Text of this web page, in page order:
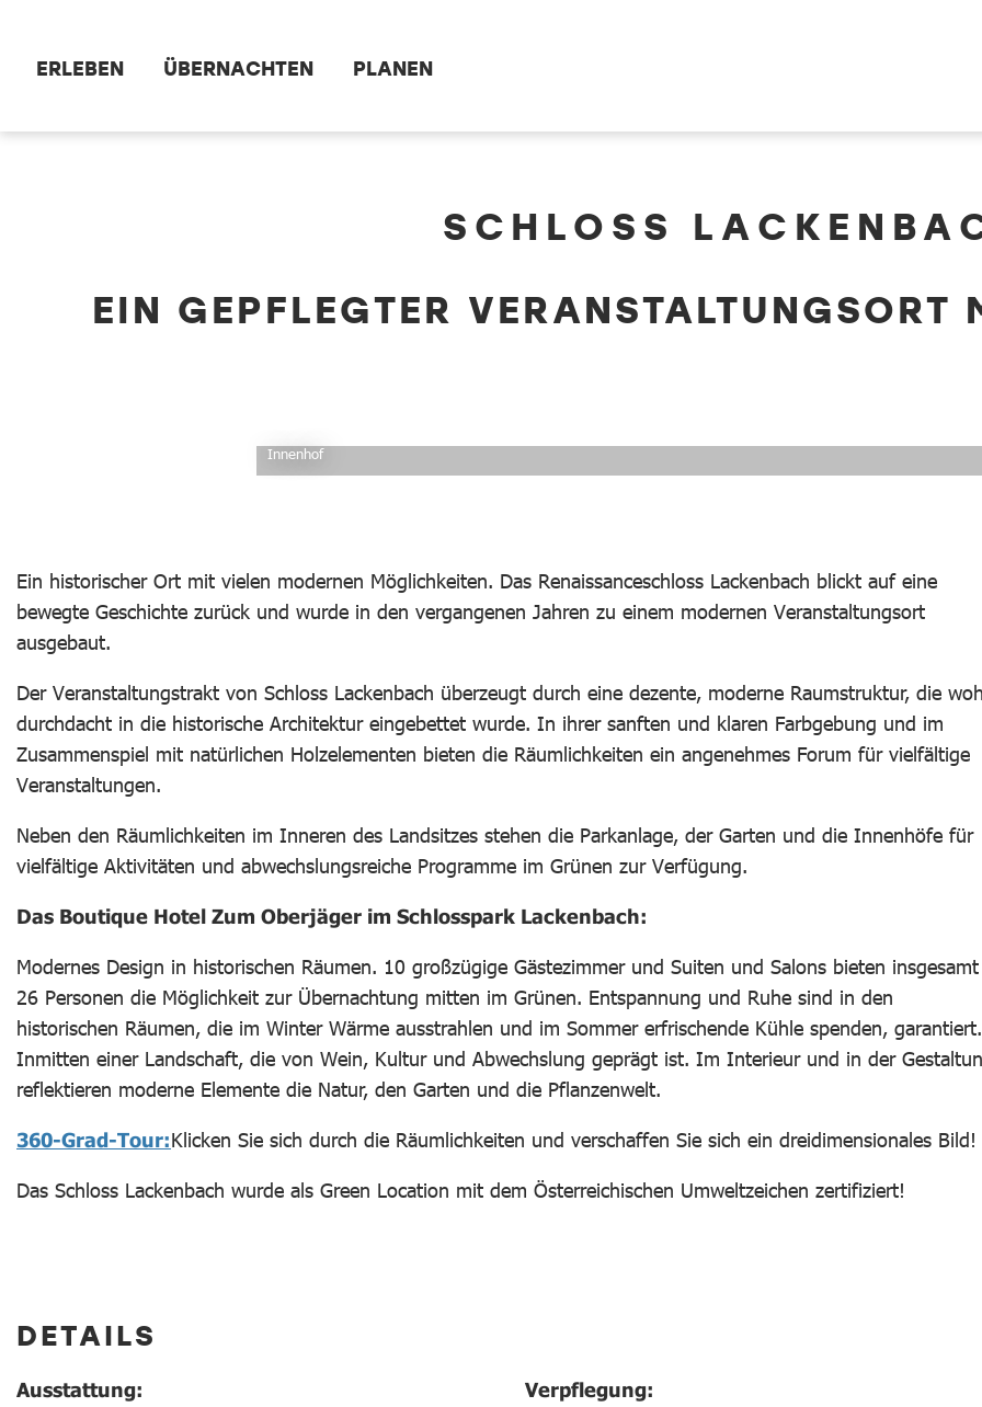
ERLEBEN ÜBERNACHTEN PLANEN
SCHLOSS
EIN GEPFLEGTER VERANSTALTUNGSORT
Innenhof
Ein historischer Ort mit vielen modernen Möglichkeiten. Das Renaissanceschloss Lackenbach blickt auf eine
bewegte Geschichte zurück und wurde in den vergangenen Jahren zu einem modernen Veranstaltungsort
ausgebaut.
Der Veranstaltungstrakt von Schloss Lackenbach überzeugt durch eine dezente, moderne Raumstruktur, die
durchdacht in die historische Architektur eingebettet wurde. In ihrer sanften und klaren Farbgebung und im
Zusammenspiel mit natürlichen Holzelementen bieten die Räumlichkeiten ein angenehmes Forum für vielfältige
Veranstaltungen.
Neben den Räumlichkeiten im Inneren des Landsitzes stehen die Parkanlage, der Garten und die Innenhöfe für
vielfältige Aktivitäten und abwechslungsreiche Programme im Grünen zur Verfügung.
Das Boutique Hotel Zum Oberjäger im Schlosspark Lackenbach:
Modernes Design in historischen Räumen. 10 großzügige Gästezimmer und Suiten und Salons bieten insgesamt
26 Personen die Möglichkeit zur Übernachtung mitten im Grünen. Entspannung und Ruhe sind in den
historischen Räumen, die im Winter Wärme ausstrahlen und im Sommer erfrischende Kühle spenden, garantiert.
Inmitten einer Landschaft, die von Wein, Kultur und Abwechslung geprägt ist. Im Interieur und in der
reflektieren moderne Elemente die Natur, den Garten und die Pflanzenwelt.
360-Grad-Tour:Klicken Sie sich durch die Räumlichkeiten und verschaffen Sie sich ein dreidimensionales Bild!
Das Schloss Lackenbach wurde als Green Location mit dem Österreichischen Umweltzeichen zertifiziert!
DETAILS
Ausstattung:
Verpflegung: